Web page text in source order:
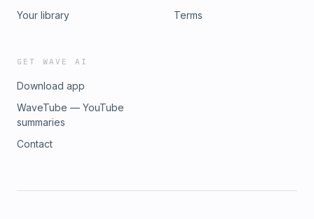
Your library
Terms
GET WAVE AI
Download app
WaveTube — YouTube
summaries
Contact